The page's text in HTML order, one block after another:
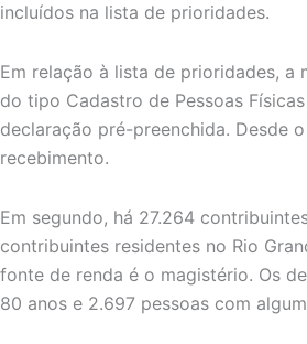
incluídos na lista de prioridades.
Em relação à lista de prioridades,
do tipo Cadastro de Pessoas
declaração pré-preenchida. Desde
recebimento.
Em segundo, há 27.264
contribuintes residentes no Rio
fonte de renda é o magistério. Os
80 anos e 2.697 pessoas com